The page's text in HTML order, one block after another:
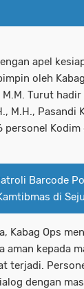
apel
oleh
M.M. Turut
M.H., Pasandi
Kodim
Barcode
di
Kabag Ops
aman kepada
terjadi.
dengan